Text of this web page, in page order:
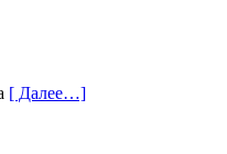
[ Далее…]